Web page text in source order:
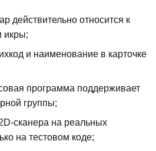
действительно относится к
икры;
и наименование в карточке
программа поддерживает
группы;
сканера на реальных
на тестовом коде;